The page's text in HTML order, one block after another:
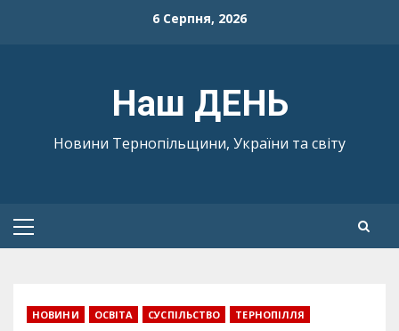
6 Серпня, 2026
Наш ДЕНЬ
Новини Тернопільщини, України та світу
Primary
НОВИНИ ОСВІТА СУСПІЛЬСТВО ТЕРНОПІЛЛЯ